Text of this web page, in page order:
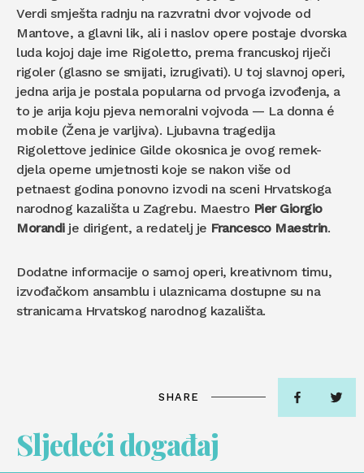
Verdi smješta radnju na razvratni dvor vojvode od
Mantove, a glavni lik, ali i naslov opere postaje dvorska
luda kojoj daje ime Rigoletto, prema francuskoj riječi
rigoler (glasno se smijati, izrugivati). U toj slavnoj operi,
jedna arija je postala popularna od prvoga izvođenja, a
to je arija koju pjeva nemoralni vojvoda — La donna é
mobile (Žena je varljiva). Ljubavna tragedija
Rigolettove jedinice Gilde okosnica je ovog remek-
djela operne umjetnosti koje se nakon više od
petnaest godina ponovno izvodi na sceni Hrvatskoga
narodnog kazališta u Zagrebu. Maestro Pier Giorgio
Morandije dirigent, a redatelj je Francesco Maestrin.
Dodatne informacije o samoj operi, kreativnom timu,
izvođačkom ansamblu i ulaznicama dostupne su na
stranicama Hrvatskog narodnog kazališta.
SHARE
Sljedeći događaj